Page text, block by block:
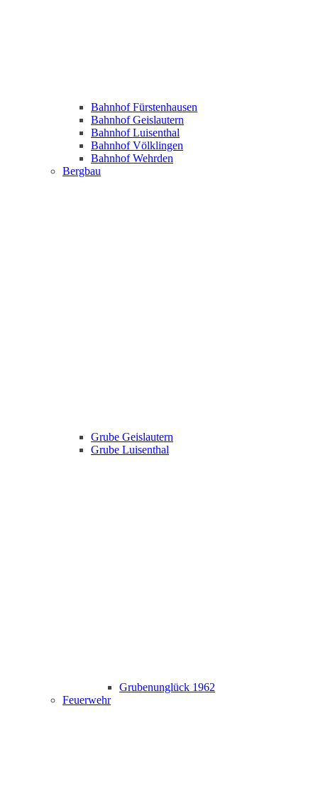
Bahnhof Fürstenhausen
Bahnhof Geislautern
Bahnhof Luisenthal
Bahnhof Völklingen
Bahnhof Wehrden
Bergbau
Grube Geislautern
Grube Luisenthal
Grubenunglück 1962
Feuerwehr